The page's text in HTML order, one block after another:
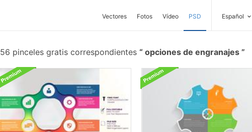
Vectores Fotos Vídeo PSD Español
56 pinceles gratis correspondientes opciones de engranajes